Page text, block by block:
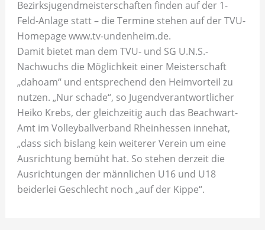
Bezirksjugendmeisterschaften finden auf der 1-
Feld-Anlage statt – die Termine stehen auf der TVU-
Homepage www.tv-undenheim.de.
Damit bietet man dem TVU- und SG U.N.S.-
Nachwuchs die Möglichkeit einer Meisterschaft
„dahoam“ und entsprechend den Heimvorteil zu
nutzen. „Nur schade“, so Jugendverantwortlicher
Heiko Krebs, der gleichzeitig auch das Beachwart-
Amt im Volleyballverband Rheinhessen innehat,
„dass sich bislang kein weiterer Verein um eine
Ausrichtung bemüht hat. So stehen derzeit die
Ausrichtungen der männlichen U16 und U18
beiderlei Geschlecht noch „auf der Kippe“.